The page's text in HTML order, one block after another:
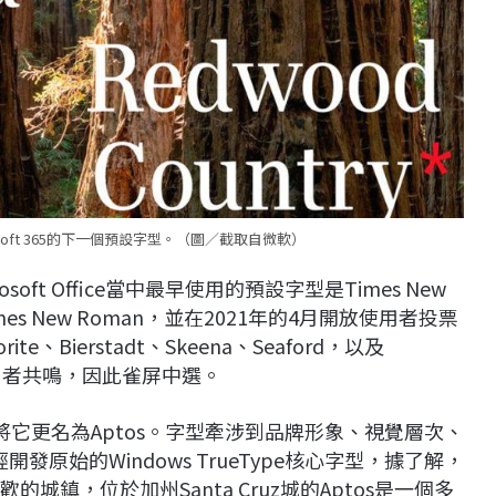
365的下一個預設字型。（圖／截取自微軟）
Office當中最早使用的預設字型是Times New
New Roman，並在2021年的4月開放使用者投票
、Bierstadt、Skeena、Seaford，以及
共鳴，因此雀屏中選。
更名為Aptos。字型牽涉到品牌形象、視覺層次、
發原始的Windows TrueType核心字型，據了解，
的城鎮，位於加州Santa Cruz城的Aptos是一個多